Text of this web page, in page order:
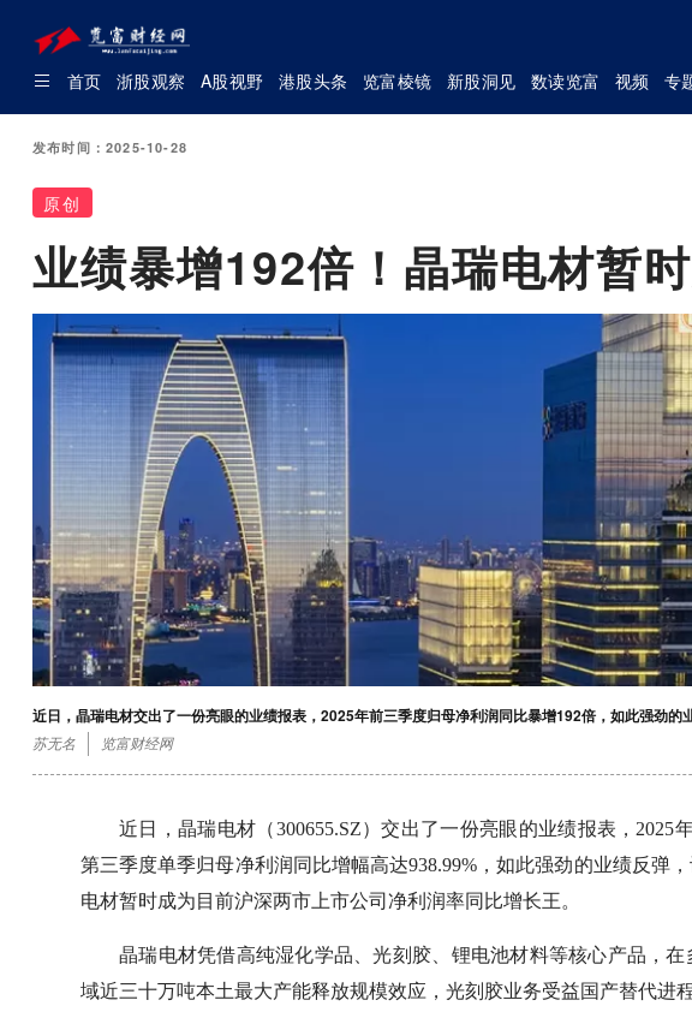
首页 浙股观察 A股视野 港股头条 览富棱镜 新股洞见 数读览富 视频 专
发布时间：2025-10-28
原创
业绩暴增192倍！晶瑞电材暂
近日，晶瑞电材交出了一份亮眼的业绩报表，2025年前三季度归母净利润同比暴增192倍，如此强劲的
苏无名 览富财经网
近日，晶瑞电材（300655.SZ）交出了一份亮眼的业绩报表，2025
第三季度单季归母净利润同比增幅高达938.99%，如此强劲的业绩反弹
电材暂时成为目前沪深两市上市公司净利润率同比增长王。
晶瑞电材凭借高纯湿化学品、光刻胶、锂电池材料等核心产品，
域近三十万吨本土最大产能释放规模效应，光刻胶业务受益国产替代进